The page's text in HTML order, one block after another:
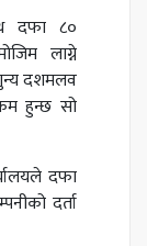
दफा ८०
लाग्ने
दशमलव
हुन्छ सो
दफा
दर्ता